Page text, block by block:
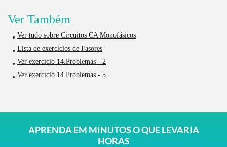
Ver Também
Ver tudo sobre Circuitos CA Monofásicos
Lista de exercícios de Fasores
Ver exercício 14.Problemas - 2
Ver exercício 14.Problemas - 5
APRENDA EM MINUTOS O QUE LEVARIA
HORAS